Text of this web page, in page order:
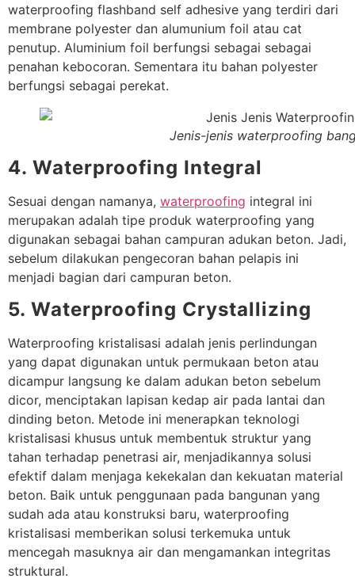
waterproofing flashband self adhesive yang terdiri dari
membrane polyester dan alumunium foil atau cat
penutup. Aluminium foil berfungsi sebagai sebagai
penahan kebocoran. Sementara itu bahan polyester
berfungsi sebagai perekat.
Jenis-jenis waterproofing
4. Waterproofing Integral
Sesuai dengan namanya, waterproofing integral ini
merupakan adalah tipe produk waterproofing yang
digunakan sebagai bahan campuran adukan beton. Jadi,
sebelum dilakukan pengecoran bahan pelapis ini
menjadi bagian dari campuran beton.
5. Waterproofing Crystallizing
Waterproofing kristalisasi adalah jenis perlindungan
yang dapat digunakan untuk permukaan beton atau
dicampur langsung ke dalam adukan beton sebelum
dicor, menciptakan lapisan kedap air pada lantai dan
dinding beton. Metode ini menerapkan teknologi
kristalisasi khusus untuk membentuk struktur yang
tahan terhadap penetrasi air, menjadikannya solusi
efektif dalam menjaga kekekalan dan kekuatan material
beton. Baik untuk penggunaan pada bangunan yang
sudah ada atau konstruksi baru, waterproofing
kristalisasi memberikan solusi terkemuka untuk
mencegah masuknya air dan mengamankan integritas
struktural.